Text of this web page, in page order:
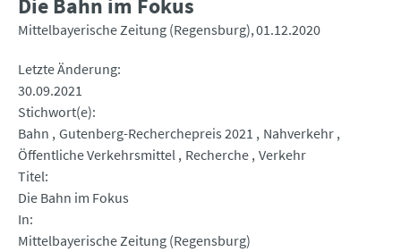
Die Bahn im Fokus
Mittelbayerische Zeitung (Regensburg) 01.12.2020
Letzte Änderung
30.09.2021
Stichwort(e)
Bahn Gutenberg-Recherchepreis 2021
Nahverkehr
Öffentliche Verkehrsmittel Recherche Verkehr
Titel
Die Bahn im Fokus
In
Mittelbayerische Zeitung (Regensburg)